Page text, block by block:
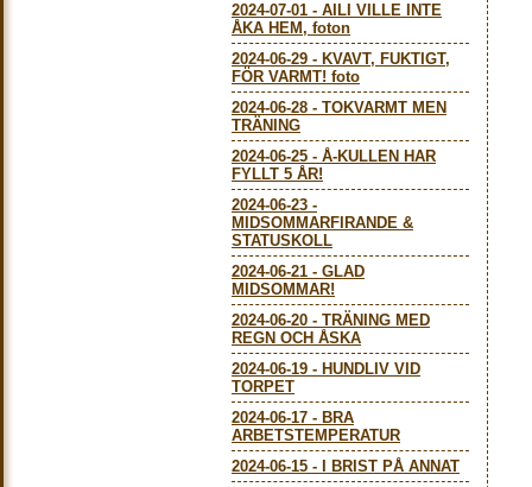
2024-07-01 - AILI VILLE INTE
ÅKA HEM, foton
2024-06-29 - KVAVT, FUKTIGT,
FÖR VARMT! foto
2024-06-28 - TOKVARMT MEN
TRÄNING
2024-06-25 - Å-KULLEN HAR
FYLLT 5 ÅR!
2024-06-23 -
MIDSOMMARFIRANDE &
STATUSKOLL
2024-06-21 - GLAD
MIDSOMMAR!
2024-06-20 - TRÄNING MED
REGN OCH ÅSKA
2024-06-19 - HUNDLIV VID
TORPET
2024-06-17 - BRA
ARBETSTEMPERATUR
2024-06-15 -
I BRIST PÅ ANNAT